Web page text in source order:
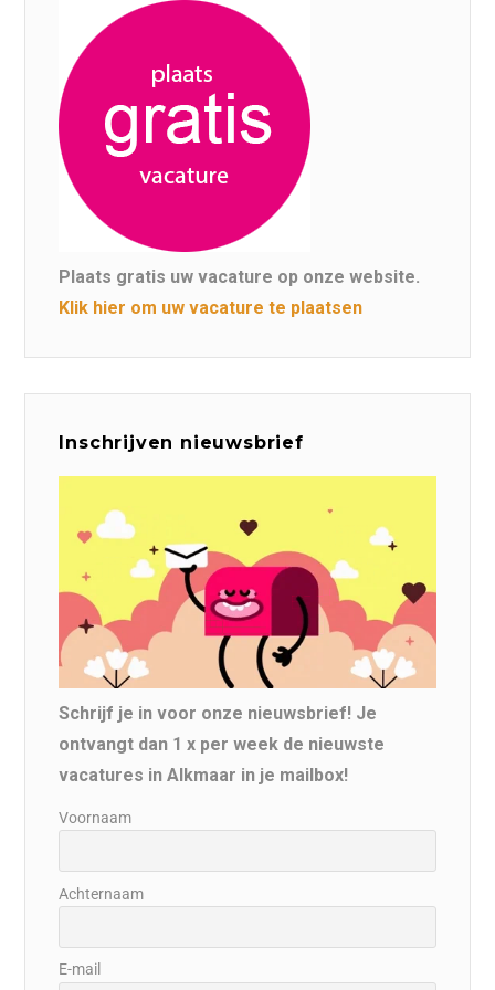
Plaats gratis uw vacature op onze website.
Klik hier om uw vacature te plaatsen
Inschrijven nieuwsbrief
Schrijf je in voor onze nieuwsbrief! Je
ontvangt dan 1 x per week de nieuwste
vacatures in Alkmaar in je mailbox!
Voornaam
Achternaam
E-mail